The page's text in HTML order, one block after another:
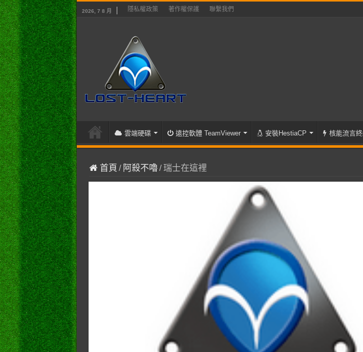
2026, 7 8 月 隱私權政策 著作權保護 聯繫我們
雲端硬碟 遠控軟體 TeamViewer 安裝HestiaCP 核能流言
首頁 / 阿殺不嚕/瑞士在這裡